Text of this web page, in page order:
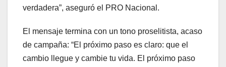
verdadera”, aseguró el PRO Nacional.
El mensaje termina con un tono proselitista, acaso
de campaña: “El próximo paso es claro: que el
cambio llegue y cambie tu vida. El próximo paso